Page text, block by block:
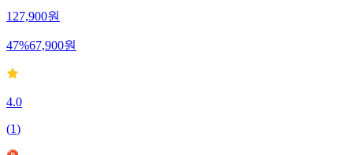
127,900원
47%67,900원
4.0
(1)